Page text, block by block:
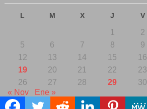
L M X J V
1 2
5
6 7 8 9
12
13 14 15 16
19
20 21 22 23
26
27 28 29 30
« Nov
Ene »